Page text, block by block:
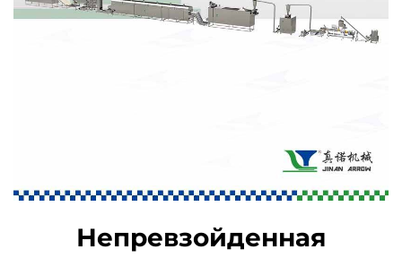
Непревзойденная